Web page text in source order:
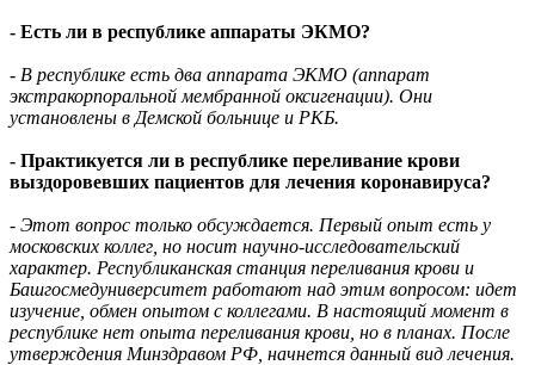
- Есть ли в республике аппараты ЭКМО?
- В республике есть два аппарата ЭКМО (аппарат
экстракорпоральной мембранной оксигенации). Они
установлены в Демской больнице и РКБ.
- Практикуется ли в республике переливание крови
выздоровевших пациентов для лечения коронавируса?
- Этот вопрос только обсуждается. Первый опыт есть у
московских коллег, но носит научно-исследовательский
характер. Республиканская станция переливания крови и
Башгосмедуниверситет работают над этим вопросом: идет
изучение, обмен опытом с коллегами. В настоящий момент в
республике нет опыта переливания крови, но в планах. После
утверждения Минздравом РФ, начнется данный вид лечения.